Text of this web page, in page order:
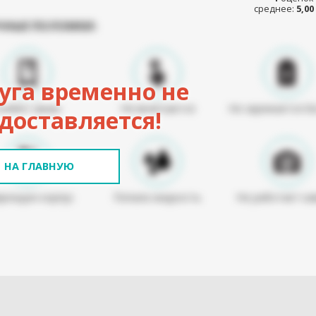
среднее: 5,00
временно не
НА ГЛАВНУЮ
ПОЛОМКИ:
Разбит экран Не включается Не заряжается
корпус Попала жидкость Не работает